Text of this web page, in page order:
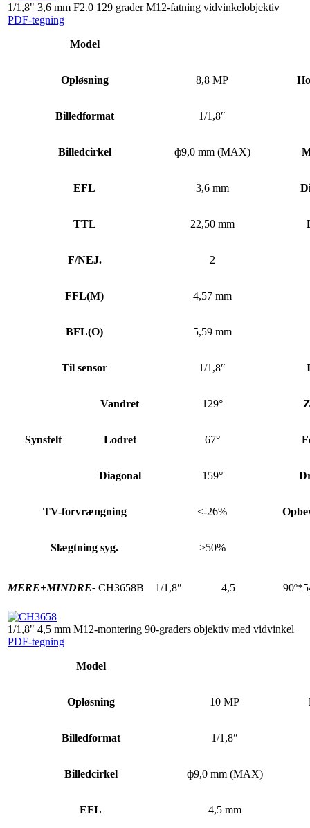
1/1,8" 3,6 mm F2.0 129 grader M12-fatning vidvinkelobjektiv
PDF-tegning
Model
Opløsning 8,8 MP
Billedformat 1/1,8″
Billedcirkel ф9,0 mm (MAX)
EFL 3,6 mm
TTL 22,50 mm
F/NEJ. 2
FFL(M) 4,57 mm
BFL(O) 5,59 mm
Til sensor 1/1,8″
Synsfelt
Vandret 129°
Lodret 67°
Diagonal 159°
TV-forvrængning <-26%
Slægtning syg. >50%
MERE+MINDRE- CH3658B 1/1,8″ 4,5
1/1,8" 4,5 mm M12-montering 90-graders objektiv med vidvinkel
PDF-tegning
Model
Opløsning 10 MP
Billedformat 1/1,8″
Billedcirkel ф9,0 mm (MAX)
EFL 4,5 mm